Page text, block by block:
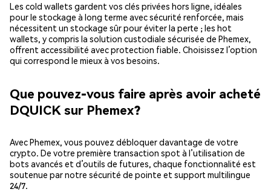
Les cold wallets gardent vos clés privées hors ligne, idéales
pour le stockage à long terme avec sécurité renforcée, mais
nécessitent un stockage sûr pour éviter la perte ; les hot
wallets, y compris la solution custodiale sécurisée de Phemex,
offrent accessibilité avec protection fiable. Choisissez l’option
qui correspond le mieux à vos besoins.
Que pouvez-vous faire après avoir acheté
DQUICK sur Phemex?
Avec Phemex, vous pouvez débloquer davantage de votre
crypto. De votre première transaction spot à l’utilisation de
bots avancés et d’outils de futures, chaque fonctionnalité est
soutenue par notre sécurité de pointe et support multilingue
24/7.